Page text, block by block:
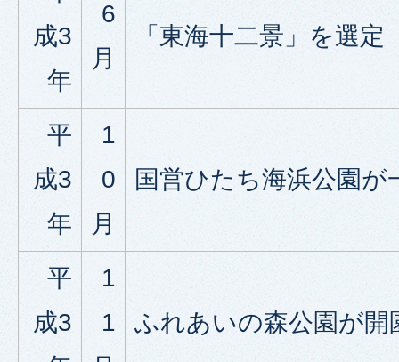
成3
年
6
月
「東海十二景」を選定
平
成3
年
1
0
月
国営ひたち海浜公園が
平
成3
1
1
ふれあいの森公園が開